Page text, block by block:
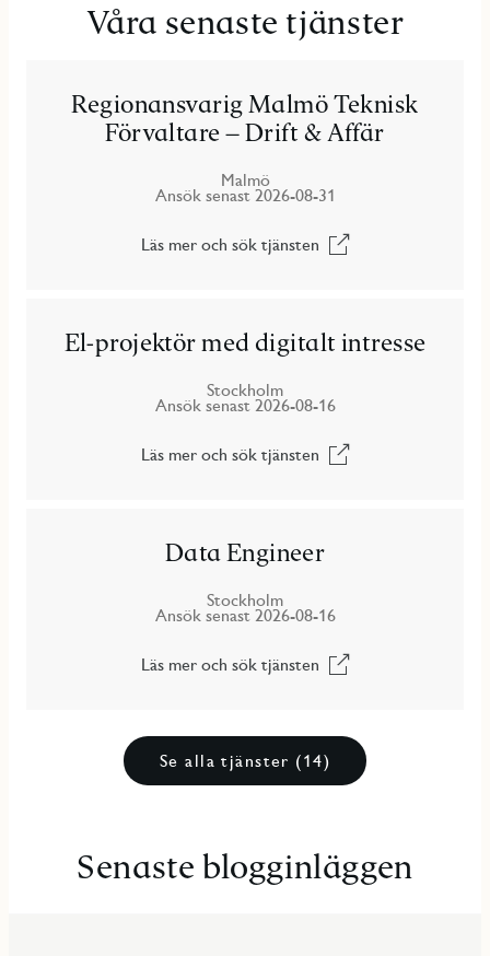
Våra senaste tjänster
Regionansvarig Malmö Teknisk
Förvaltare – Drift & Affär
Malmö
Ansök senast​ 2026-08-31
Läs mer och sök tjänsten
El-projektör med digitalt intresse
Stockholm
Ansök senast​ 2026-08-16
Läs mer och sök tjänsten
Data Engineer
Stockholm
Ansök senast​ 2026-08-16
Läs mer och sök tjänsten
Se alla tjänster (14)
Senaste blogginläggen